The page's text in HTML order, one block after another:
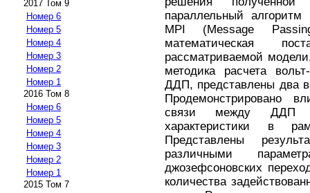
2017 Том 9
Номер 6
Номер 5
Номер 4
Номер 3
Номер 2
Номер 1
2016 Том 8
Номер 6
Номер 5
Номер 4
Номер 3
Номер 2
Номер 1
2015 Том 7
параллельный алгоритм
MPI (Message
математическая
рассматриваемой
методика расчета
ДДП, представлены два
Продемонстрировано
связи между ДДП
характеристики в
Представлены
различными
джозефсоновских
количества